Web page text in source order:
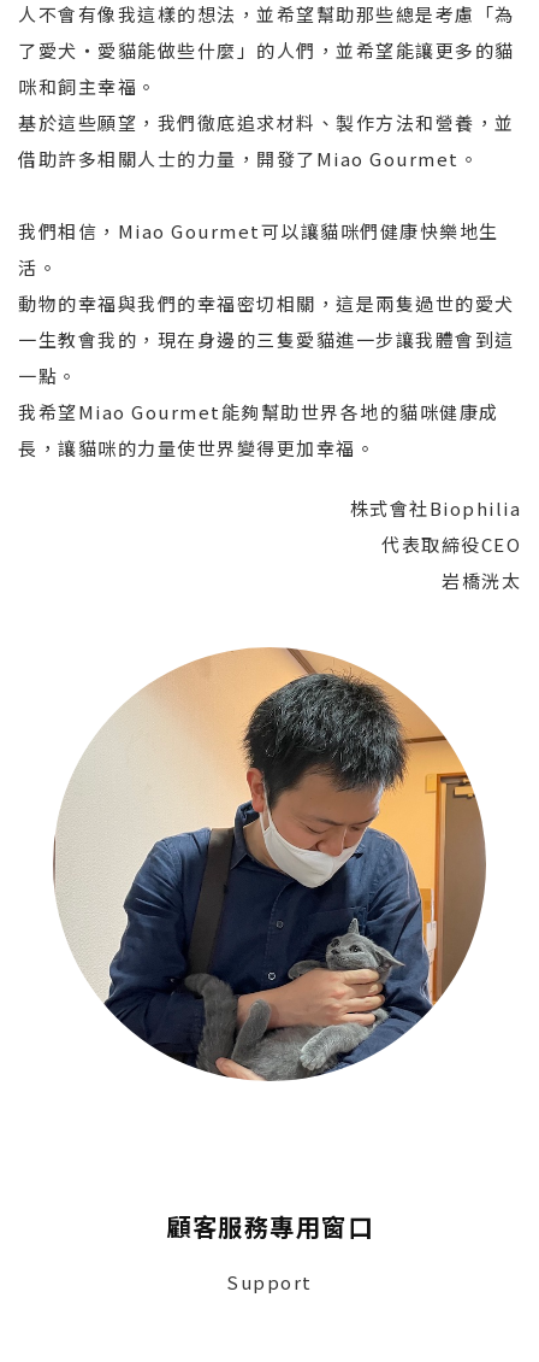
人不會有像我這樣的想法，並希望幫助那些總是考慮「為
了愛犬・愛貓能做些什麼」的人們，並希望能讓更多的貓
咪和飼主幸福。
基於這些願望，我們徹底追求材料、製作方法和營養，並
借助許多相關人士的力量，開發了Miao Gourmet。
我們相信，Miao Gourmet可以讓貓咪們健康快樂地生
活。
動物的幸福與我們的幸福密切相關，這是兩隻過世的愛犬
一生教會我的，現在身邊的三隻愛貓進一步讓我體會到這
一點。
我希望Miao Gourmet能夠幫助世界各地的貓咪健康成
長，讓貓咪的力量使世界變得更加幸福。
株式會社Biophilia
代表取締役CEO
岩橋洸太
顧客服務專用窗口
Support